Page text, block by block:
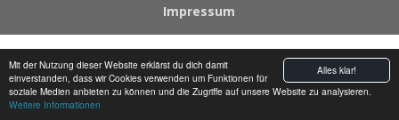
Alles klar!
Mit der Nutzung dieser Website erklärst du dich damit
einverstanden, dass wir Cookies verwenden um Funktionen für
soziale Medien anbieten zu können und die Zugriffe auf unsere Website zu analysieren.
Weitere Informationen
Impressum